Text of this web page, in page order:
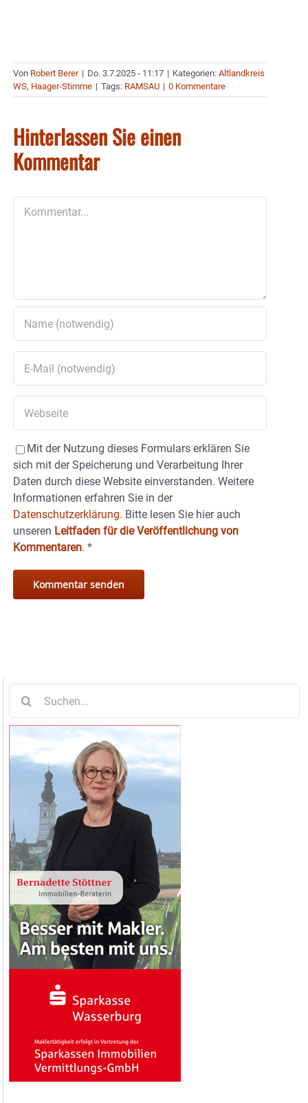
Von Robert Berer | Do. 3.7.2025 - 11:17 | Kategorien: Altlandkreis
WS, Haager-Stimme | Tags: RAMSAU | 0 Kommentare
Hinterlassen Sie einen
Kommentar
Mit der Nutzung dieses Formulars erklären Sie
sich mit der Speicherung und Verarbeitung Ihrer
Daten durch diese Website einverstanden. Weitere
Informationen erfahren Sie in der
Datenschutzerklärung. Bitte lesen Sie hier auch
unseren Leitfaden für die Veröffentlichung von
Kommentaren. *
nach: